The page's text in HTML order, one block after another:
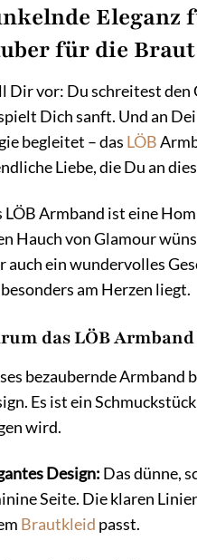
Eleganz
für die Braut
Dir vor: Du schreitest den
Dich sanft. Und an
begleitet – das LÖB
Liebe, die Du an
LÖB Armband ist eine
Hauch von Glamour
auch ein wundervolles
am Herzen liegt.
das LÖB
bezaubernde Armband
Es ist ein
wird.
Design: Das dünne,
Seite. Die klaren
Brautkleid passt.